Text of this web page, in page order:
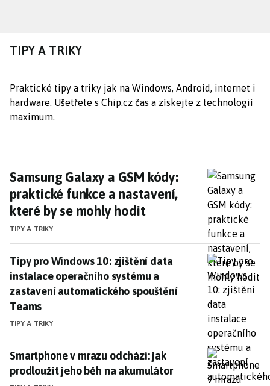
obsahu
TIPY A TRIKY
Praktické tipy a triky jak na Windows, Android, internet i
hardware. Ušetřete s Chip.cz čas a získejte z technologií
maximum.
Samsung Galaxy a GSM kódy: praktické
Samsung Galaxy a GSM kódy:
praktické funkce a nastavení,
které by se mohly hodit
TIPY A TRIKY
Tipy pro Windows 10: zjištění data instalace
Tipy pro Windows 10: zjištění data
instalace operačního systému a
zastavení automatického spouštění
Teams
TIPY A TRIKY
Smartphone v mrazu odchází: jak prodloužit jeho
Smartphone v mrazu odchází: jak
prodloužit jeho běh na akumulátor